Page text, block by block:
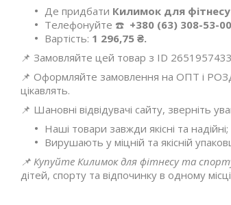
Де придбати Килимок для фітнесу
Телефонуйте ☎️ +380 (63) 308-53-
Вартість: 1 296,75 ₴.
📌 Замовляйте цей товар з ID
📌 Оформляйте замовлення на ОПТ і
цікавлять.
📌 Шановні відвідувачі сайту, зверніть
Наші товари завжди якісні та надійні;
Вирушають у міцній та якісній
📌 Купуйте Килимок для фітнесу та
дітей, спорту та відпочинку в одному